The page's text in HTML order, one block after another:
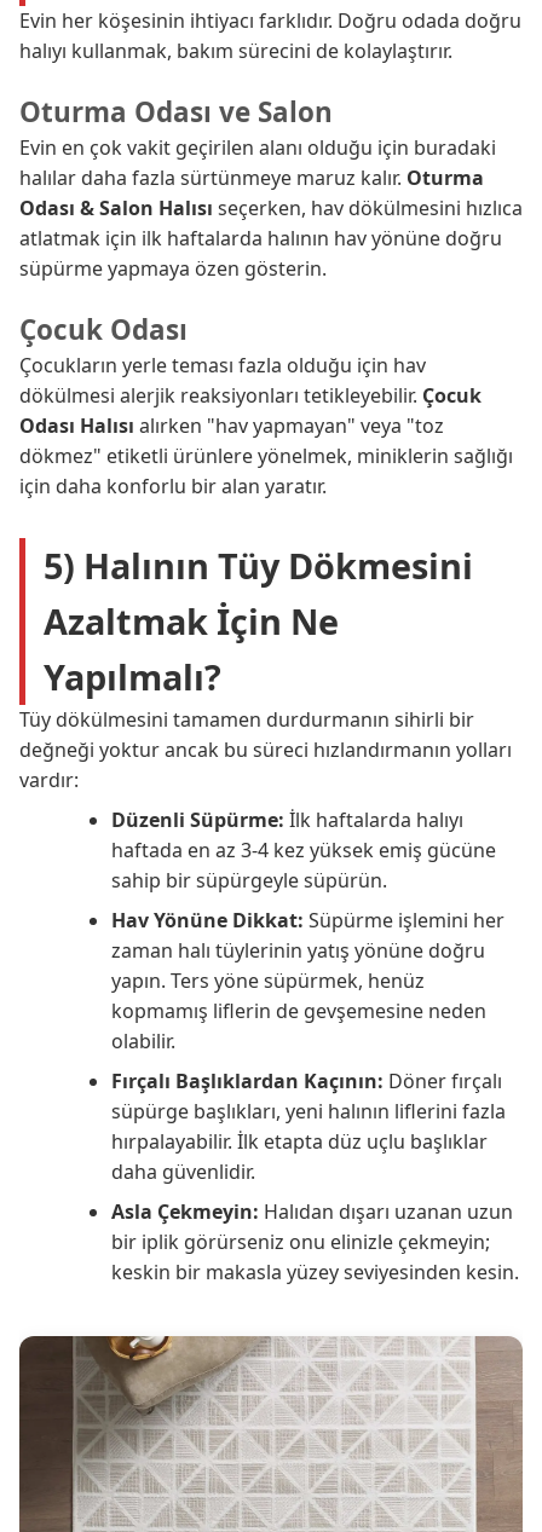
Evin her köşesinin ihtiyacı farklıdır. Doğru odada doğru
halıyı kullanmak, bakım sürecini de kolaylaştırır.
Oturma Odası ve Salon
Evin en çok vakit geçirilen alanı olduğu için buradaki
halılar daha fazla sürtünmeye maruz kalır. Oturma
Odası & Salon Halısı seçerken, hav dökülmesini hızlıca
atlatmak için ilk haftalarda halının hav yönüne doğru
süpürme yapmaya özen gösterin.
Çocuk Odası
Çocukların yerle teması fazla olduğu için hav
dökülmesi alerjik reaksiyonları tetikleyebilir. Çocuk
Odası Halısı alırken "hav yapmayan" veya "toz
dökmez" etiketli ürünlere yönelmek, miniklerin sağlığı
için daha konforlu bir alan yaratır.
5) Halının Tüy Dökmesini
Azaltmak İçin Ne
Yapılmalı?
Tüy dökülmesini tamamen durdurmanın sihirli bir
değneği yoktur ancak bu süreci hızlandırmanın yolları
vardır:
Düzenli Süpürme: İlk haftalarda halıyı
haftada en az 3-4 kez yüksek emiş gücüne
sahip bir süpürgeyle süpürün.
Hav Yönüne Dikkat: Süpürme işlemini her
zaman halı tüylerinin yatış yönüne doğru
yapın. Ters yöne süpürmek, henüz
kopmamış liflerin de gevşemesine neden
olabilir.
Fırçalı Başlıklardan Kaçının: Döner fırçalı
süpürge başlıkları, yeni halının liflerini fazla
hırpalayabilir. İlk etapta düz uçlu başlıklar
daha güvenlidir.
Asla Çekmeyin: Halıdan dışarı uzanan uzun
bir iplik görürseniz onu elinizle çekmeyin;
keskin bir makasla yüzey seviyesinden kesin.